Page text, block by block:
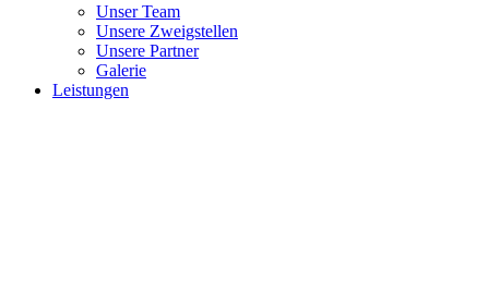
Unser Team
Unsere Zweigstellen
Unsere Partner
Galerie
Leistungen